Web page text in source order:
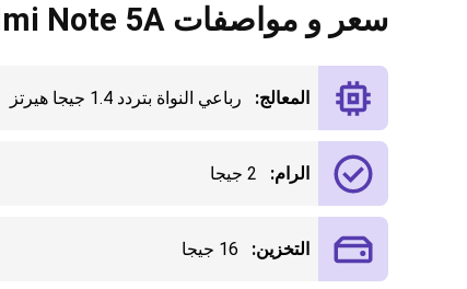
سعر و مواصفات Xiaomi Redmi Note 5A
المعالج: رباعي النواة بتردد 1.4 جيجا هيرتز
الرام: 2 جيجا
التخزين: 16 جيجا